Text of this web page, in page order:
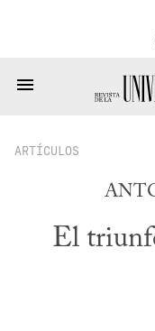
ARTÍCULOS
El